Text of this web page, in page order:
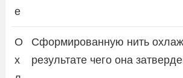
е
О
х
Сформированную нить
результате чего она